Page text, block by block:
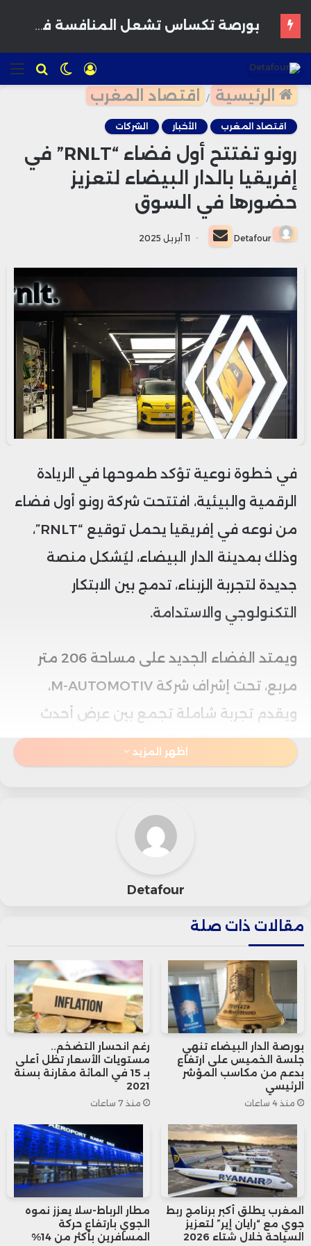
للبحث الوضع
المظلم
تسجيل
الدخول
الرئيسية / اقتصاد المغرب
اقتصاد المغرب الأخبار الشركات
رونو تفتتح أول فضاء “RNLT” في
إفريقيا بالدار البيضاء لتعزيز
حضورها في السوق
Detafour
أرسل
بريدا
إلكترونيا
11 أبريل 2025
في خطوة نوعية تؤكد طموحها في الريادة
الرقمية والبيئية، افتتحت شركة رونو أول فضاء
من نوعه في إفريقيا يحمل توقيع “RNLT”،
وذلك بمدينة الدار البيضاء، ليُشكل منصة
جديدة لتجربة الزبناء، تدمج بين الابتكار
التكنولوجي والاستدامة.
ويمتد الفضاء الجديد على مساحة 206 متر
مربع، تحت إشراف شركة M-AUTOMOTIV،
ويقدم تجربة شاملة تجمع بين عرض أحدث
الطرازات الكهربائية والهجينة لعلامة رونو، وبين
متجر مخصص لمنتجات تحمل روح العلامة
تجربة تفاعلية وذكية للجيل الجديد من
يضم الفضاء مجموعة من الطرازات المتطورة،
من بينها:
Megane E-Tech Electric
Austral Full Hybrid E-Tech
Arkana Full Hybrid E-Tech
مع ترقب وصول السيارة R5 E-Tech Electric
إلى السوق المغربية في شتنبر 2025.
ويعتمد هذا المفهوم الجديد على صالة عرض
رقمية تفاعلية، تتيح للزوار استكشاف السيارات
بتقنيات ثلاثية الأبعاد، والاطلاع على الخصائص
اظهر المزيد
Detafour
مقالات ذات صلة
بورصة الدار البيضاء تنهي
جلسة الخميس على ارتفاع
بدعم من مكاسب المؤشر
الرئيسي
منذ 4 ساعات
رغم انحسار التضخم..
مستويات الأسعار تظل أعلى
بـ 15 في المائة مقارنة بسنة
2021
منذ 7 ساعات
المغرب يطلق أكبر برنامج ربط
جوي مع “رايان إير” لتعزيز
السياحة خلال شتاء 2026
مطار الرباط-سلا يعزز نموه
الجوي بارتفاع حركة
المسافرين بأكثر من 14%